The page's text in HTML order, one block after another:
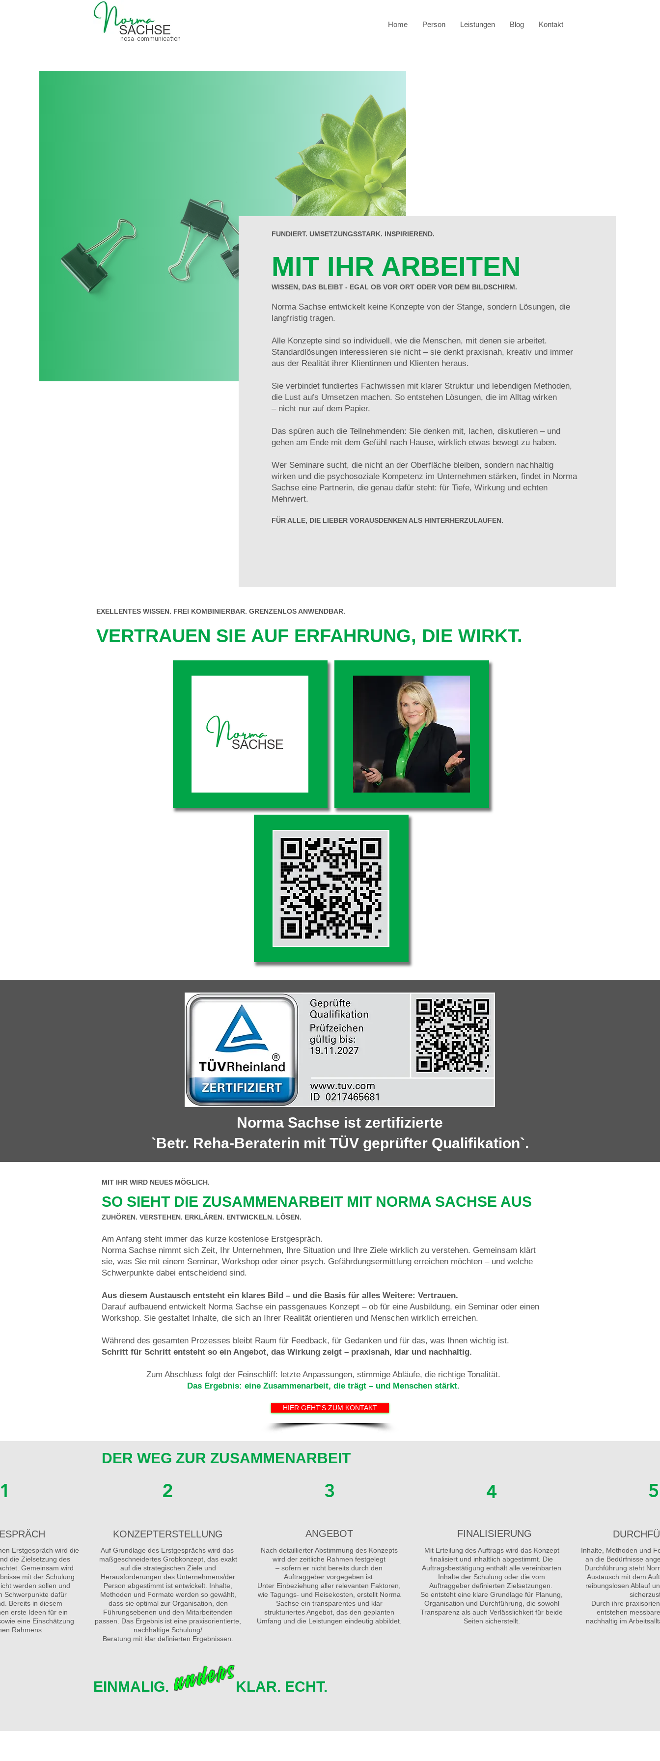
nosa-communication
Home Person Leistungen Blog Kontakt
FUNDIERT. UMSETZUNGSSTARK. INSPIRIEREND.
MIT IHR ARBEITEN
WISSEN, DAS BLEIBT - EGAL OB VOR ORT ODER VOR DEM BILDSCHIRM.
Norma Sachse entwickelt keine Konzepte von der Stange, sondern Lösungen, die
langfristig tragen.
Alle Konzepte sind so individuell, wie die Menschen, mit denen sie arbeitet.
Standardlösungen interessieren sie nicht – sie denkt praxisnah, kreativ und immer
aus der Realität ihrer Klientinnen und Klienten heraus.
Sie verbindet fundiertes Fachwissen mit klarer Struktur und lebendigen Methoden,
die Lust aufs Umsetzen machen. So entstehen Lösungen, die im Alltag wirken
– nicht nur auf dem Papier.
Das spüren auch die Teilnehmenden: Sie denken mit, lachen, diskutieren – und
gehen am Ende mit dem Gefühl nach Hause, wirklich etwas bewegt zu haben.
Wer Seminare sucht, die nicht an der Oberfläche bleiben, sondern nachhaltig
wirken und die psychosoziale Kompetenz im Unternehmen stärken, findet in Norma
Sachse eine Partnerin, die genau dafür steht: für Tiefe, Wirkung und echten
Mehrwert.
FÜR ALLE, DIE LIEBER VORAUSDENKEN ALS HINTERHERZULAUFEN.
EXELLENTES WISSEN. FREI KOMBINIERBAR. GRENZENLOS ANWENDBAR.
VERTRAUEN SIE AUF ERFAHRUNG, DIE WIRKT.
Norma Sachse ist zertifizierte
`Betr. Reha-Beraterin mit TÜV geprüfter Qualifikation`.
MIT IHR WIRD NEUES MÖGLICH.
SO SIEHT DIE ZUSAMMENARBEIT MIT NORMA SACHSE AUS
Am Anfang steht immer das kurze kostenlose Erstgespräch.
Norma Sachse nimmt sich Zeit, Ihr Unternehmen, Ihre Situation und Ihre Ziele wirklich zu verstehen. Gemeinsam klärt
sie, was Sie mit einem Seminar, Workshop oder einer psych. Gefährdungsermittlung erreichen möchten – und welche
Schwerpunkte dabei entscheidend sind.
Aus diesem Austausch entsteht ein klares Bild – und die Basis für alles Weitere: Vertrauen.
Darauf aufbauend entwickelt Norma Sachse ein passgenaues Konzept – ob für eine Ausbildung, ein Seminar oder einen
Workshop. Sie gestaltet Inhalte, die sich an Ihrer Realität orientieren und Menschen wirklich erreichen.
Während des gesamten Prozesses bleibt Raum für Feedback, für Gedanken und für das, was Ihnen wichtig ist.
Schritt für Schritt entsteht so ein Angebot, das Wirkung zeigt – praxisnah, klar und nachhaltig.
Zum Abschluss folgt der Feinschliff: letzte Anpassungen, stimmige Abläufe, die richtige Tonalität.
Das Ergebnis: eine Zusammenarbeit, die trägt – und Menschen stärkt.
ZUHÖREN. VERSTEHEN. ERKLÄREN. ENTWICKELN. LÖSEN.
HIER GEHT'S ZUM KONTAKT
DER WEG ZUR ZUSAMMENARBEIT
1
Erstgespräch wird die
die Zielsetzung des
Gemeinsam wird
mit der Schulung
werden sollen und
Schwerpunkte dafür
Bereits in diesem
erste Ideen für ein
eine Einschätzung
Rahmens.
2
KONZEPTERSTELLUNG
Auf Grundlage des Erstgesprächs wird das
maßgeschneidertes Grobkonzept, das exakt
auf die strategischen Ziele und
Herausforderungen des Unternehmens/der
Person abgestimmt ist entwickelt. Inhalte,
Methoden und Formate werden so gewählt,
dass sie optimal zur Organisation, den
Führungsebenen und den Mitarbeitenden
passen. Das Ergebnis ist eine praxisorientierte,
nachhaltige Schulung/
Beratung mit klar definierten Ergebnissen.
3
ANGEBOT
Nach detaillierter Abstimmung des Konzepts
wird der zeitliche Rahmen festgelegt
– sofern er nicht bereits durch den
Auftraggeber vorgegeben ist.
Unter Einbeziehung aller relevanten Faktoren,
wie Tagungs- und Reisekosten, erstellt Norma
Sachse ein transparentes und klar
strukturiertes Angebot, das den geplanten
Umfang und die Leistungen eindeutig abbildet.
4
FINALISIERUNG
Mit Erteilung des Auftrags wird das Konzept
finalisiert und inhaltlich abgestimmt. Die
Auftragsbestätigung enthält alle vereinbarten
Inhalte der Schulung oder die vom
Auftraggeber definierten Zielsetzungen.
So entsteht eine klare Grundlage für Planung,
Organisation und Durchführung, die sowohl
Transparenz als auch Verlässlichkeit für beide
Seiten sicherstellt.
5
Inhalte, Methoden und
an die Bedürfnisse
Durchführung steht
Austausch mit dem
reibungslosen Ablauf
Durch ihre
entstehen
nachhaltig im
EINMALIG. KLAR. ECHT.
anders